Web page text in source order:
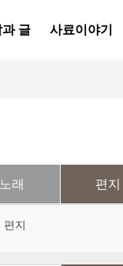
과 글 사료이야기
노래 편지
지